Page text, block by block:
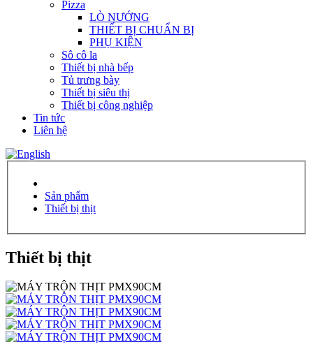
Pizza
LÒ NƯỚNG
THIẾT BỊ CHUẨN BỊ
PHỤ KIỆN
Sô cô la
Thiết bị nhà bếp
Tủ trưng bày
Thiết bị siêu thị
Thiết bị công nghiệp
Tin tức
Liên hệ
Sản phẩm
Thiết bị thịt
Thiết bị thịt